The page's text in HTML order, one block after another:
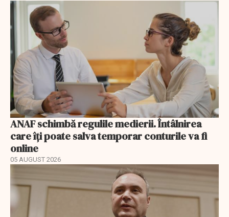
ANAF schimbă regulile medierii. Întâlnirea
care îți poate salva temporar conturile va fi
online
05 AUGUST 2026